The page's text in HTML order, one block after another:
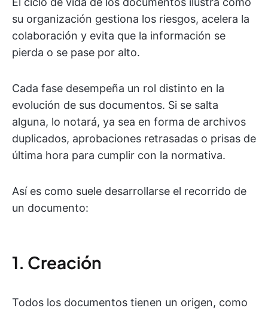
su organización gestiona los riesgos, acelera la
colaboración y evita que la información se
pierda o se pase por alto.
Cada fase desempeña un rol distinto en la
evolución de sus documentos. Si se salta
alguna, lo notará, ya sea en forma de archivos
duplicados, aprobaciones retrasadas o prisas de
última hora para cumplir con la normativa.
Así es como suele desarrollarse el recorrido de
un documento:
1. Creación
Todos los documentos tienen un origen, como